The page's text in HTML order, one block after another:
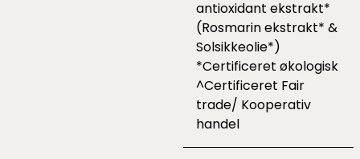
antioxidant ekstrakt*
(Rosmarin ekstrakt* &
Solsikkeolie*)
*Certificeret økologisk
^Certificeret Fair
trade/ Kooperativ
handel